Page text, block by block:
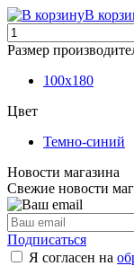
В
Размер
100х180
Цвет
Темно-синий
Новости магазина
Свежие новости
Подписаться
Я согласен на